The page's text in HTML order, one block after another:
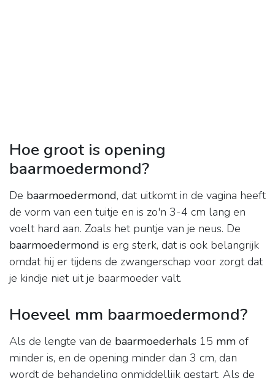
Hoe groot is opening
baarmoedermond?
De baarmoedermond, dat uitkomt in de vagina heeft
de vorm van een tuitje en is zo'n 3-4 cm lang en
voelt hard aan. Zoals het puntje van je neus. De
baarmoedermond is erg sterk, dat is ook belangrijk
omdat hij er tijdens de zwangerschap voor zorgt dat
je kindje niet uit je baarmoeder valt.
Hoeveel mm baarmoedermond?
Als de lengte van de baarmoederhals 15 mm of
minder is, en de opening minder dan 3 cm, dan
wordt de behandeling onmiddellijk gestart. Als de